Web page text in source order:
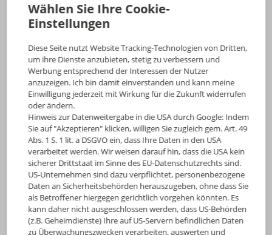
Optional mit eigenem Antrieb
Wählen Sie Ihre Cookie-
Einstellungen
Diese Seite nutzt Website Tracking-Technologien von Dritten,
um ihre Dienste anzubieten, stetig zu verbessern und
Werbung entsprechend der Interessen der Nutzer
anzuzeigen. Ich bin damit einverstanden und kann meine
Einwilligung jederzeit mit Wirkung für die Zukunft widerrufen
oder ändern.
Hinweis zur Datenweitergabe in die USA durch Google: Indem
Sie auf "Akzeptieren" klicken, willigen Sie zugleich gem. Art. 49
Abs. 1 S. 1 lit. a DSGVO ein, dass Ihre Daten in den USA
verarbeitet werden. Wir weisen darauf hin, dass die USA kein
sicherer Drittstaat im Sinne des EU-Datenschutzrechts sind.
US-Unternehmen sind dazu verpflichtet, personenbezogene
Daten an Sicherheitsbehörden herauszugeben, ohne dass Sie
als Betroffener hiergegen gerichtlich vorgehen könnten. Es
kann daher nicht ausgeschlossen werden, dass US-Behörden
(z.B. Geheimdienste) Ihre auf US-Servern befindlichen Daten
zu Überwachungszwecken verarbeiten, auswerten und